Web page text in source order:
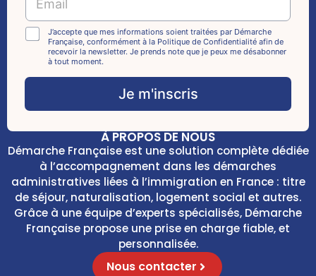
a
i
l
E
m
l
h
c
k
o
x
e
s
E
C
k
o
s
J’accepte que mes informations soient traitées par Démarche
Française, conformément à la Politique de Confidentialité afin de
recevoir la newsletter. Je prends note que je peux me désabonner
à tout moment.
Je m'inscris
À PROPOS DE NOUS
Démarche Française est une solution complète dédiée
à l’accompagnement dans les démarches
administratives liées à l’immigration en France : titre
de séjour, naturalisation, logement social et autres.
Grâce à une équipe d’experts spécialisés, Démarche
Française propose une prise en charge fiable, et
personnalisée.
Nous contacter